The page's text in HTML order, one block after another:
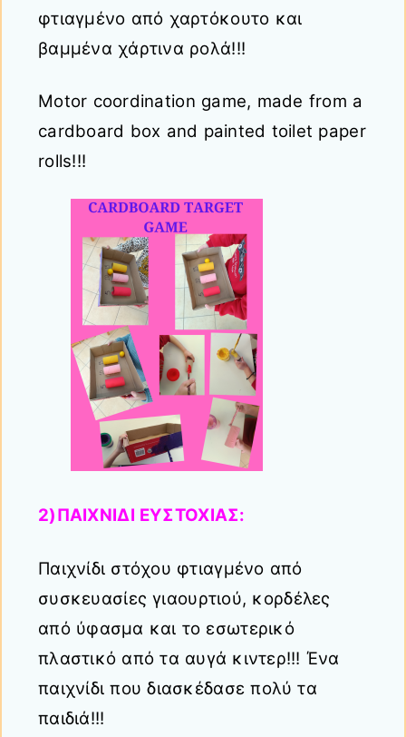
φτιαγμένο από χαρτόκουτο και
βαμμένα χάρτινα ρολά!!!
Motor coordination game, made from a
cardboard box and painted toilet paper
rolls!!!
2)ΠΑΙΧΝΙΔΙ ΕΥΣΤΟΧΙΑΣ:
Παιχνίδι στόχου φτιαγμένο από
συσκευασίες γιαουρτιού, κορδέλες
από ύφασμα και το εσωτερικό
πλαστικό από τα αυγά κιντερ!!! Ένα
παιχνίδι που διασκέδασε πολύ τα
παιδιά!!!